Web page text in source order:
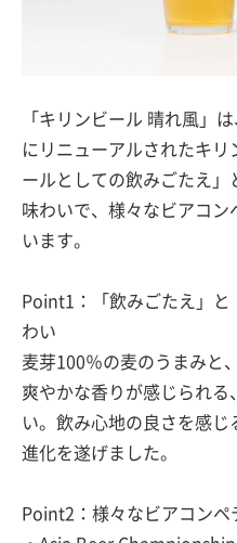
「キリンビール 晴れ風」
にリニューアルされたキ
ールとしての飲みごたえ
味わいで、様々なビアコ
います。
Point1：「飲みごたえ」
わい
麦芽100％の麦のうまみと
爽やかな香りが感じられる
い。飲み心地の良さを感
進化を遂げました。
Point2：様々なビアコンペ